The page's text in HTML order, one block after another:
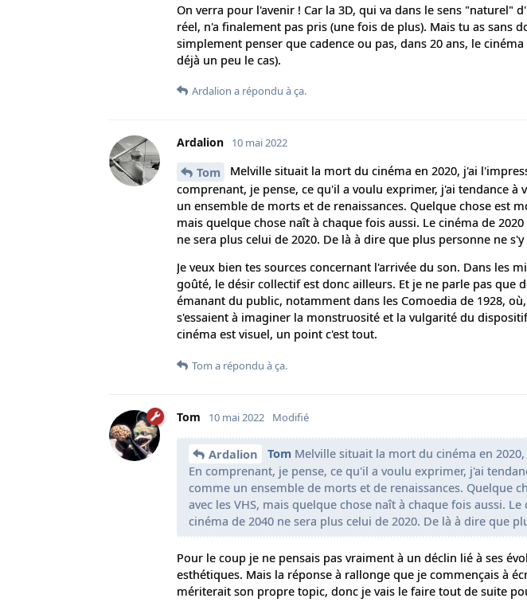
On verra pour l'avenir ! Car la 3D, qui va dans le sens
réel, n'a finalement pas pris (une fois de plus). Mais tu as sans
simplement penser que cadence ou pas, dans 20 ans, le
déjà un peu le cas).
Ardalion a répondu à ça.
Ardalion 10 mai 2022
Tom
Melville situait la mort du cinéma en 2020, j'ai
comprenant, je pense, ce qu'il a voulu exprimer, j'ai tendance
un ensemble de morts et de renaissances. Quelque chose est
mais quelque chose naît à chaque fois aussi. Le cinéma de
ne sera plus celui de 2020. De là à dire que plus personne ne
Je veux bien tes sources concernant l'arrivée du son. Dans les
goûté, le désir collectif est donc ailleurs. Et je ne parle pas que
émanant du public, notamment dans les Comoedia de 1928,
s'essaient à imaginer la monstruosité et la vulgarité du
cinéma est visuel, un point c'est tout.
Tom a répondu à ça.
Tom 10 mai 2022 Modifié
Ardalion Tom Melville situait la mort du cinéma en
En comprenant, je pense, ce qu'il a voulu exprimer, j'ai
comme un ensemble de morts et de renaissances. Quelque
avec les VHS, mais quelque chose naît à chaque fois aussi.
cinéma de 2040 ne sera plus celui de 2020. De là à dire que
Pour le coup je ne pensais pas vraiment à un déclin lié à ses
esthétiques. Mais la réponse à rallonge que je commençais à
mériterait son propre topic, donc je vais le faire tout de suite